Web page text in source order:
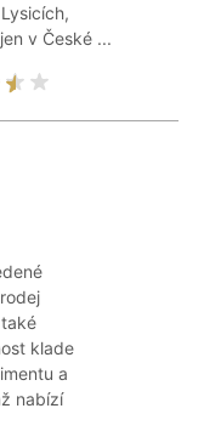
v České ...
klade
a
nabízí